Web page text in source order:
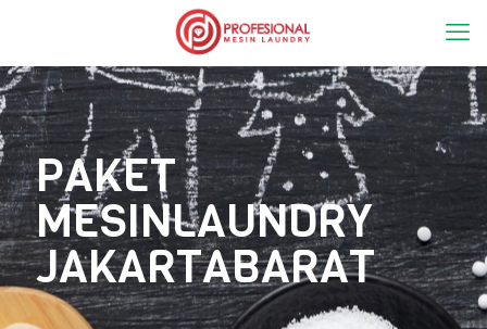
PAKET
MESINLAUNDRY
JAKARTABARAT